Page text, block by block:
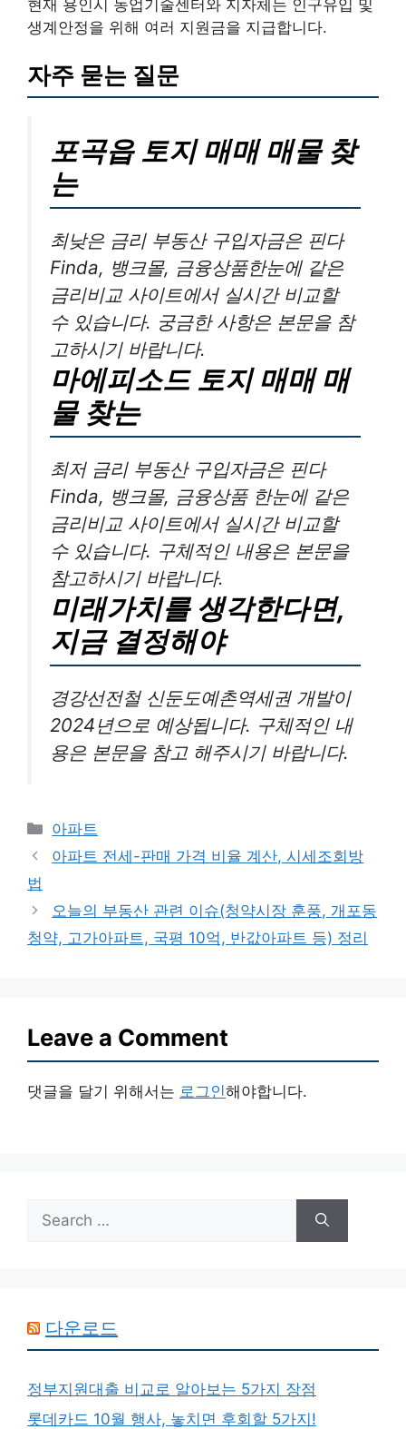
현재 용인시 농업기술센터와 지자체는 인구유입 및
생계안정을 위해 여러 지원금을 지급합니다.
자주 묻는 질문
포곡읍 토지 매매 매물 찾
는
최낮은 금리 부동산 구입자금은 핀다
Finda, 뱅크몰, 금융상품한눈에 같은
금리비교 사이트에서 실시간 비교할
수 있습니다. 궁금한 사항은 본문을 참
고하시기 바랍니다.
마에피소드 토지 매매 매
물 찾는
최저 금리 부동산 구입자금은 핀다
Finda, 뱅크몰, 금융상품 한눈에 같은
금리비교 사이트에서 실시간 비교할
수 있습니다. 구체적인 내용은 본문을
참고하시기 바랍니다.
미래가치를 생각한다면,
지금 결정해야
경강선전철 신둔도예촌역세권 개발이
2024년으로 예상됩니다. 구체적인 내
용은 본문을 참고 해주시기 바랍니다.
Categories
아파트
아파트 전세-판매 가격 비율 계산, 시세조회방
법
오늘의 부동산 관련 이슈(청약시장 훈풍, 개포동
청약, 고가아파트, 국평 10억, 반값아파트 등) 정리
Leave a Comment
댓글을 달기 위해서는 로그인해야합니다.
for:
다운로드
정부지원대출 비교로 알아보는 5가지 장점
롯데카드 10월 행사, 놓치면 후회할 5가지!